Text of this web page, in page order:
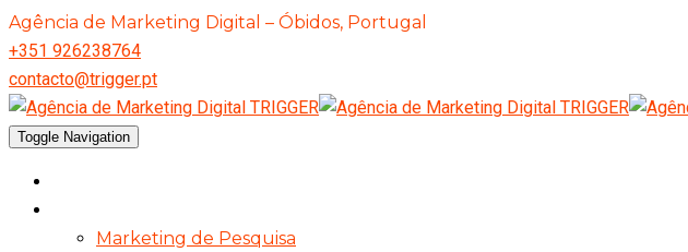
Agência de Marketing Digital – Óbidos, Portugal
+351 926238764
contacto@trigger.pt
Toggle Navigation
Marketing de Pesquisa